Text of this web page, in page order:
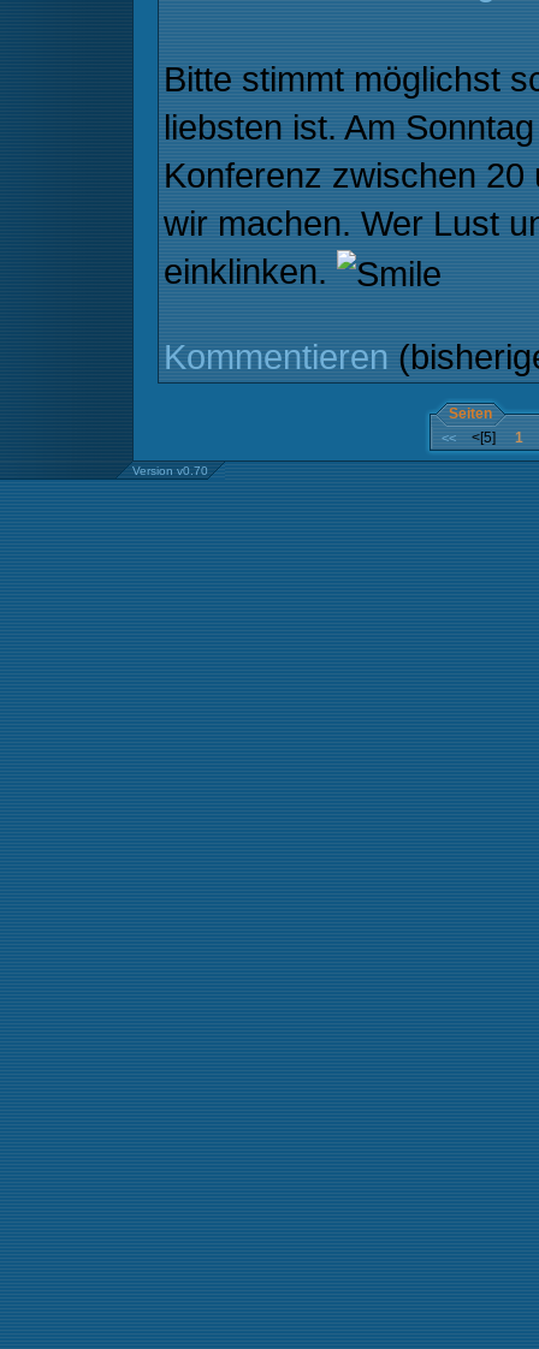
Bitte stimmt möglichst
liebsten ist. Am
Konferenz zwischen
wir machen. Wer Lust
einklinken.
Kommentieren
Seiten
<< <[5] 1
Version v0.70